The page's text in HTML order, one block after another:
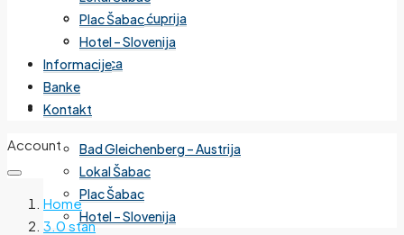
Cvetanova ćuprija
Mirijevo
Banjica
Izdvojeno
Bad Gleichenberg – Austrija
Lokal Šabac
Plac Šabac
Hotel – Slovenija
Plac Šabac
Hotel – Slovenija
Informacije
Banke
Kontakt
Account
Home
3.0 stan